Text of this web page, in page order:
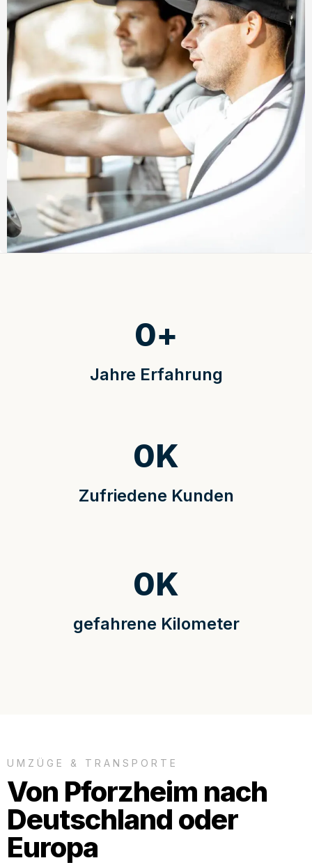
Jahre Erfahrung
0+
Zufriedene Kunden
0K
gefahrene Kilometer
0K
UMZÜGE & TRANSPORTE
Von Pforzheim nach
Deutschland oder
Europa